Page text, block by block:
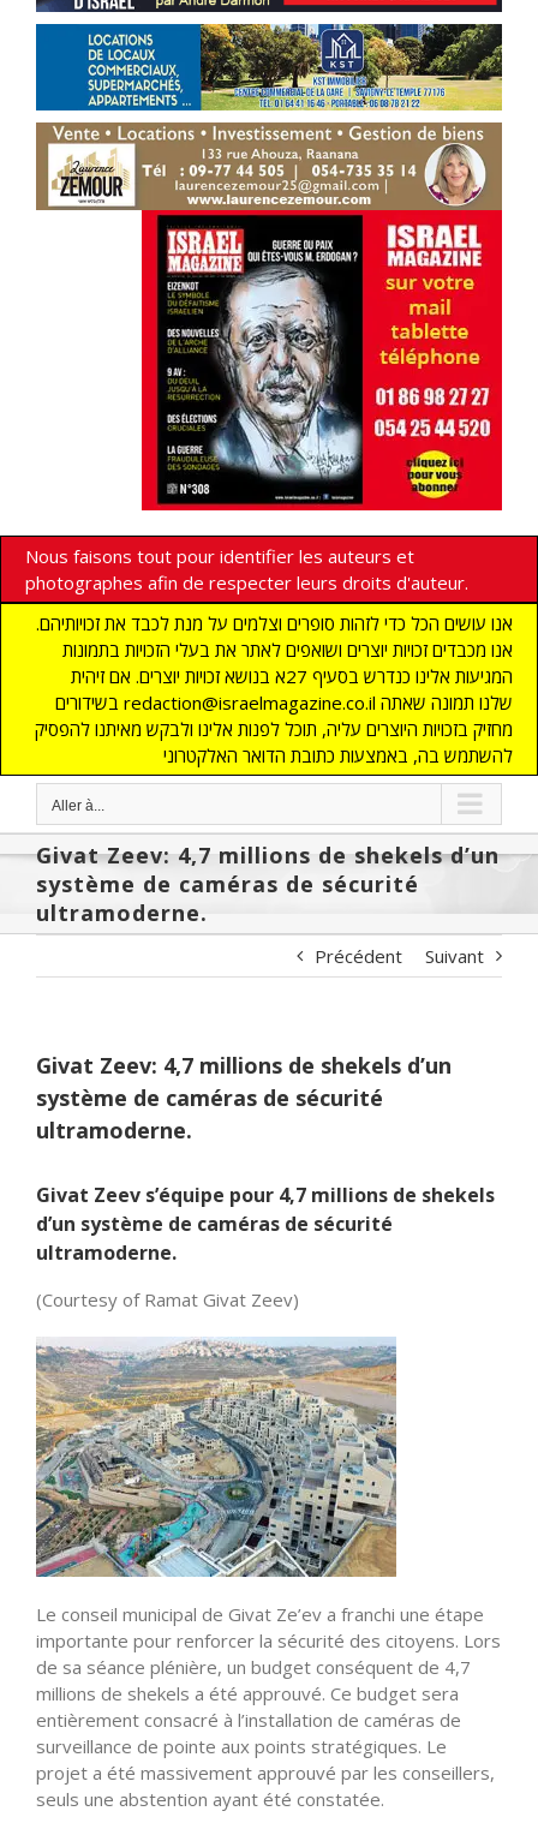
Nous faisons tout pour identifier les auteurs et
photographes afin de respecter leurs droits d'auteur.
אנו עושים הכל כדי לזהות סופרים וצלמים על מנת לכבד את זכויותיהם.
אנו מכבדים זכויות יוצרים ושואפים לאתר את בעלי הזכויות בתמונות
המגיעות אלינו כנדרש בסעיף 27א בנושא זכויות יוצרים. אם זיהית
בשידורים redaction@israelmagazine.co.il שלנו תמונה שאתה
מחזיק בזכויות היוצרים עליה, תוכל לפנות אלינו ולבקש מאיתנו להפסיק
להשתמש בה, באמצעות כתובת הדואר האלקטרוני
Aller à...
Givat Zeev: 4,7 millions de shekels d’un
système de caméras de sécurité
ultramoderne.
Précédent Suivant
Givat Zeev: 4,7 millions de shekels d’un
système de caméras de sécurité
ultramoderne.
Givat Zeev s’équipe pour 4,7 millions de shekels
d’un système de caméras de sécurité
ultramoderne.
(Courtesy of Ramat Givat Zeev)
Le conseil municipal de Givat Ze’ev a franchi une étape
importante pour renforcer la sécurité des citoyens. Lors
de sa séance plénière, un budget conséquent de 4,7
millions de shekels a été approuvé. Ce budget sera
entièrement consacré à l’installation de caméras de
surveillance de pointe aux points stratégiques. Le
projet a été massivement approuvé par les conseillers,
seuls une abstention ayant été constatée.